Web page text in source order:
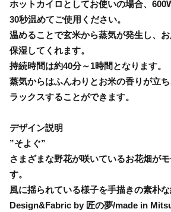
ホットカイロとしてお使いの場合、
30秒温めてご使用ください。
温めることで玄米から蒸気が発生し、
保湿してくれます。
持続時間は約40分～1時間となります。
蒸気からはふんわりとお米の香りが立
ラックスすることができます。
デザイン説明
”そよぐ”
さまざまな野花が咲いているお花畑が
す。
風に揺られている様子を手描きの素朴な
Design&Fabric by 匠の夢/made in